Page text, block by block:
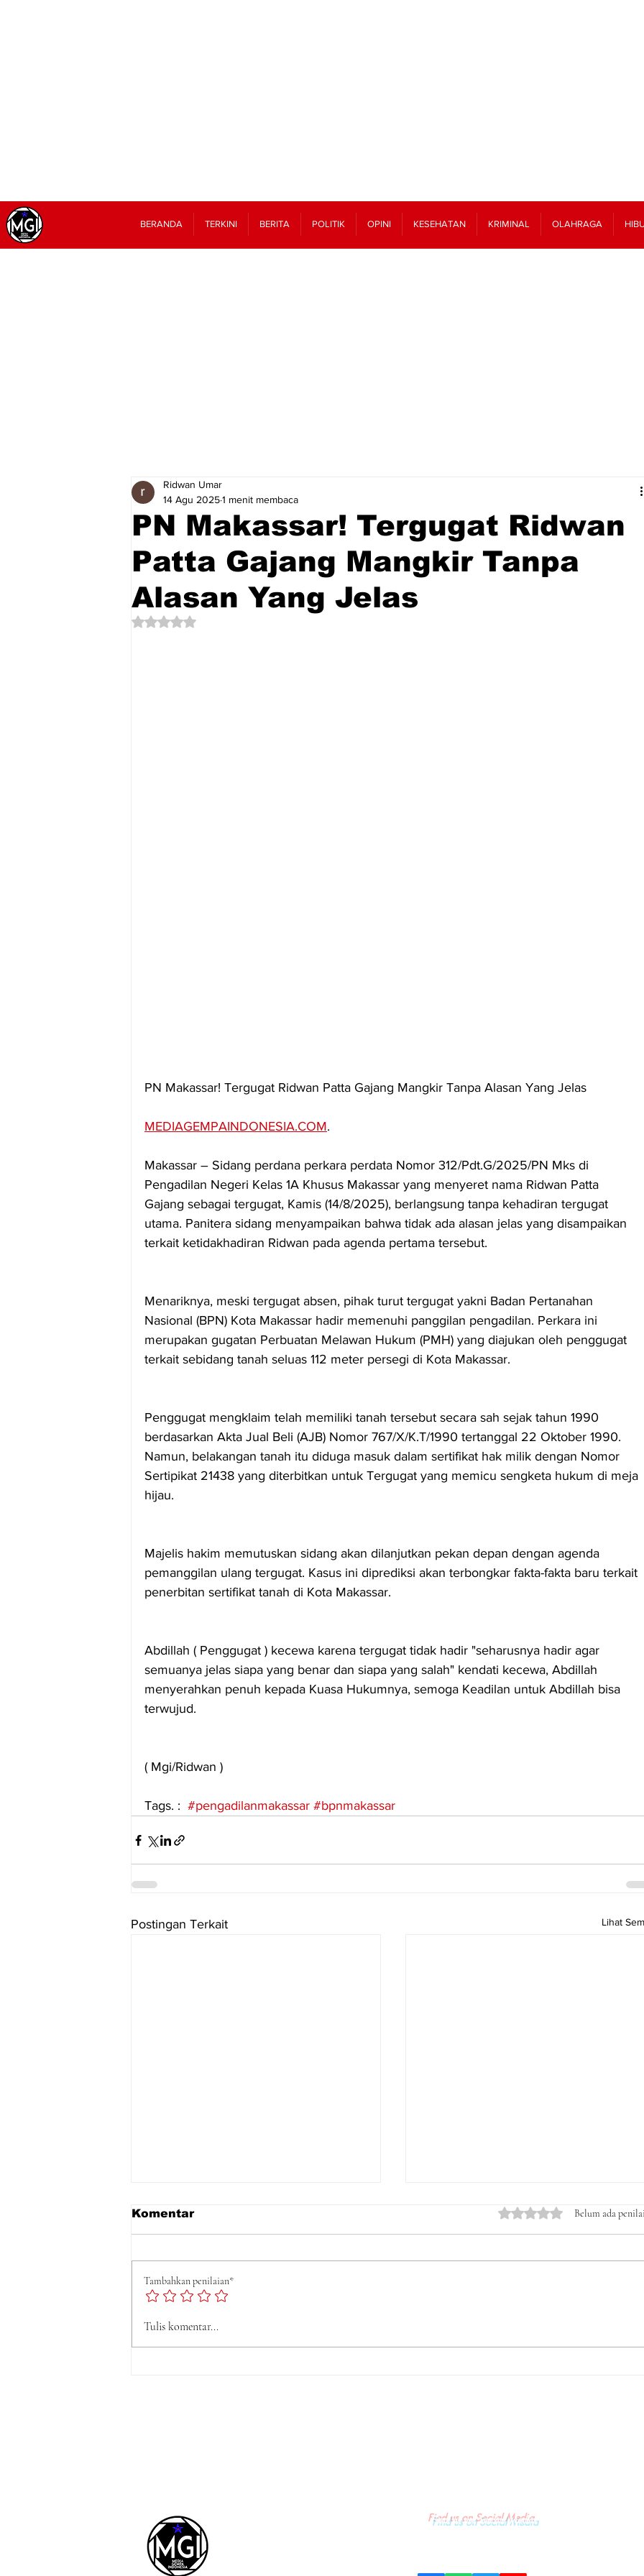
BERANDA TERKINI BERITA POLITIK OPINI KESEHATAN KRIMINAL OLAHRAGA
PN Makassar! Tergugat Ridwan
Patta Gajang Mangkir Tanpa
Alasan Yang Jelas
Ridwan Umar
14 Agu 20251 menit membaca
Dinilai NaN dari 5 bintang.
PN Makassar! Tergugat Ridwan Patta Gajang Mangkir Tanpa Alasan Yang Jelas
MEDIAGEMPAINDONESIA.COM.
Makassar – Sidang perdana perkara perdata Nomor 312/Pdt.G/2025/PN Mks di
Pengadilan Negeri Kelas 1A Khusus Makassar yang menyeret nama Ridwan Patta
Gajang sebagai tergugat, Kamis (14/8/2025), berlangsung tanpa kehadiran tergugat
utama. Panitera sidang menyampaikan bahwa tidak ada alasan jelas yang disampaikan
terkait ketidakhadiran Ridwan pada agenda pertama tersebut.
Menariknya, meski tergugat absen, pihak turut tergugat yakni Badan Pertanahan
Nasional (BPN) Kota Makassar hadir memenuhi panggilan pengadilan. Perkara ini
merupakan gugatan Perbuatan Melawan Hukum (PMH) yang diajukan oleh penggugat
terkait sebidang tanah seluas 112 meter persegi di Kota Makassar.
Penggugat mengklaim telah memiliki tanah tersebut secara sah sejak tahun 1990
berdasarkan Akta Jual Beli (AJB) Nomor 767/X/K.T/1990 tertanggal 22 Oktober 1990.
Namun, belakangan tanah itu diduga masuk dalam sertifikat hak milik dengan Nomor
Sertipikat 21438 yang diterbitkan untuk Tergugat yang memicu sengketa hukum di meja
hijau.
Majelis hakim memutuskan sidang akan dilanjutkan pekan depan dengan agenda
pemanggilan ulang tergugat. Kasus ini diprediksi akan terbongkar fakta-fakta baru terkait
penerbitan sertifikat tanah di Kota Makassar.
Abdillah ( Penggugat ) kecewa karena tergugat tidak hadir "seharusnya hadir agar
semuanya jelas siapa yang benar dan siapa yang salah" kendati kecewa, Abdillah
menyerahkan penuh kepada Kuasa Hukumnya, semoga Keadilan untuk Abdillah bisa
terwujud.
( Mgi/Ridwan )
Tags. : #pengadilanmakassar #bpnmakassar
Postingan Terkait Lihat
Perda LAD Nomor 5 Tahun
DPP LSM Gempa Indonesia
Komentar Dinilai 0 dari 5 bintang.
Belum ada
Tambahkan penilaian*
Tulis komentar...
Find us on Social Media